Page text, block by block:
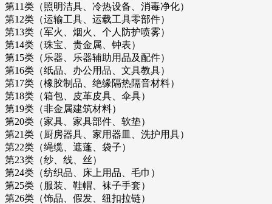
第11类（照明洁具、冷热设备、消毒净化）
第12类（运输工具、运载工具零部件）
第13类（军火、烟火、个人防护喷雾）
第14类（珠宝、贵金属、钟表）
第15类（乐器、乐器辅助用品及配件）
第16类（纸品、办公用品、文具教具）
第17类（橡胶制品、绝缘隔热隔音材料）
第18类（箱包、皮革皮具、伞具）
第19类（非金属建筑材料）
第20类（家具、家具部件、软垫）
第21类（厨房器具、家用器皿、洗护用具）
第22类（绳缆、遮蓬、袋子）
第23类（纱、线、丝）
第24类（纺织品、床上用品、毛巾）
第25类（服装、鞋帽、袜子手套）
第26类（饰品、假发、纽扣拉链）